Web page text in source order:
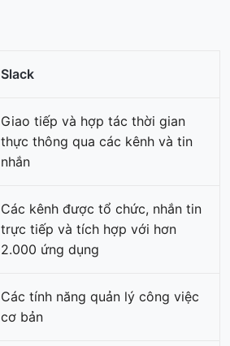
Slack
Giao tiếp và hợp tác thời gian
thực thông qua các kênh và tin
nhắn
Các kênh được tổ chức, nhắn tin
trực tiếp và tích hợp với hơn
2.000 ứng dụng
Các tính năng quản lý công việc
cơ bản